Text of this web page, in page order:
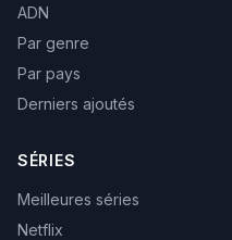
ADN
Par genre
Par pays
Derniers ajoutés
SÉRIES
Meilleures séries
Netflix